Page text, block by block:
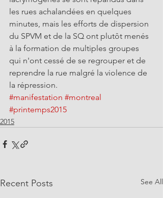
les rues achalandées en quelques
minutes, mais les efforts de dispersion
du SPVM et de la SQ ont plutôt menés
à la formation de multiples groupes
qui n'ont cessé de se regrouper et de
reprendre la rue malgré la violence de
la répression.
#manifestation #montreal
#printemps2015
2015
Recent Posts See All